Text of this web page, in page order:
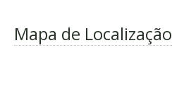
Mapa de Localização